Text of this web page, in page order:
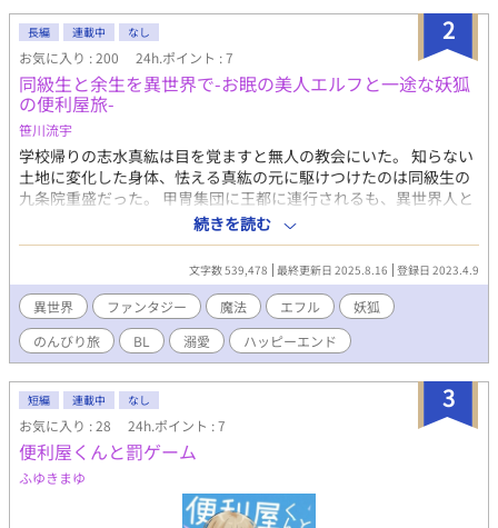
2
長編 連載中 なし
お気に入り : 200 24h.ポイント : 7
同級生と余生を異世界で-お眠の美人エルフと一途な妖狐
の便利屋旅-
笹川流宇
学校帰りの志水真紘は目を覚ますと無人の教会にいた。 知らない
土地に変化した身体、怯える真紘の元に駆けつけたのは同級生の
九条院重盛だった。 甲冑集団に王都に連行されるも、異世界人と
してのお役目はさっくり終了。 異世界に来たけど、もうやること
がない。 そんなのんびりライフの予定が、次々と事件に巻き込ま
れていく。 受験も、人付き合いも、思春期のしがらみは全部地球
に置いてきた。 眠気に勝てない銀髪真面目エルフと一途な金髪チ
ャラ妖狐の男二人の、長い、永い余生。 イチャラブ＋なんちゃっ
てミステリ風味。 カップリング固定 重盛(妖狐)×真紘(エルフ) ※
カテゴリーをファンタジーからBLに変えました ※ムーンライトノ
ベルズ様にて同小説を公開
続きを読む
文字数 539,478 最終更新日 2025.8.16 登録日 2023.4.9
異世界 ファンタジー 魔法 エフル
妖狐
のんびり旅
BL 溺愛 ハッピーエンド
3
短編 連載中 なし
お気に入り : 28 24h.ポイント : 7
便利屋くんと罰ゲーム
ふゆきまゆ